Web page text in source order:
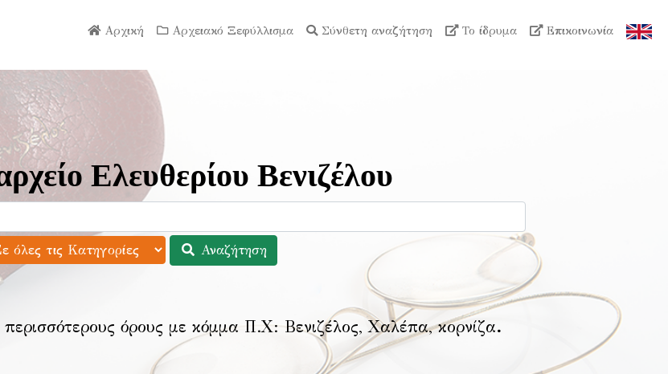
Αρχική Αρχειακό Ξεφύλλισμα Σύνθετη αναζήτηση Το ίδρυμα Επικοινωνία
Ελευθερίου Βενιζέλου
Αναζήτηση
όρους με κόμμα Π.Χ: Βενιζέλος, Χαλέπα, κορνίζα.